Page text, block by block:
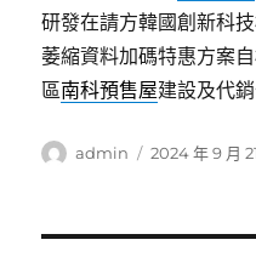
研發在請方韓國創新科
萎縮資料加碼特惠方案
區南科預售屋建設及代
作
admin
發
2024 年 9 月